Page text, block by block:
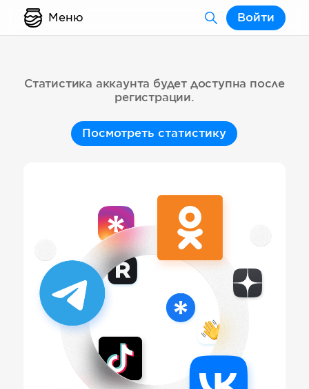
Меню Войти
Статистика аккаунта будет доступна после
регистрации.
Посмотреть статистику